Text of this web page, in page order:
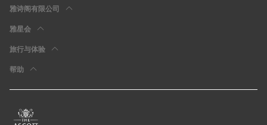
雅诗阁有限公司
雅星会
旅行与体验
帮助